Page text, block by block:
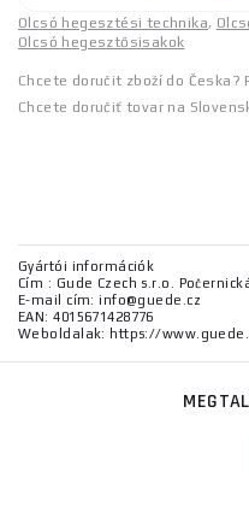
Olcsó hegesztési technika,
Olcsó hegesztősisakok
Chcete doručit zboží do Česka?
Chcete doručiť tovar na
Gyártói információk
Cím : Gude Czech s.r.o.
E-mail cím: info@guede.cz
EAN: 4015671428776
Weboldalak: https://